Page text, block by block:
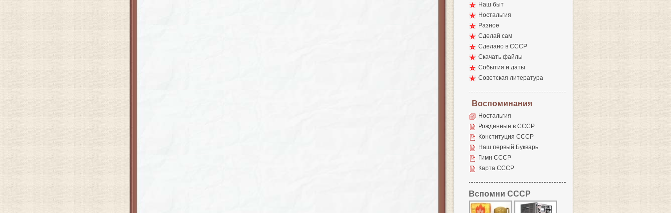
Наш быт
Ностальгия
Разное
Сделай сам
Сделано в СССР
Скачать файлы
События и даты
Советская литература
Воспоминания
Ностальгия
Рожденные в СССР
Конституция СССР
Наш первый Букварь
Гимн СССР
Карта СССР
Вспомни СССР